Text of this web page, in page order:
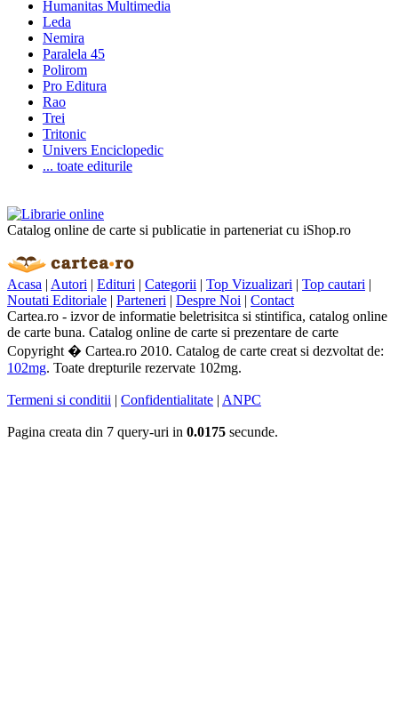
Humanitas Multimedia
Leda
Nemira
Paralela 45
Polirom
Pro Editura
Rao
Trei
Tritonic
Univers Enciclopedic
... toate editurile
Catalog online de carte si publicatie in parteneriat cu iShop.ro
Acasa | Autori | Edituri | Categorii | Top Vizualizari | Top cautari |
Noutati Editoriale | Parteneri | Despre Noi | Contact
Cartea.ro - izvor de informatie beletrisitca si stintifica, catalog online
de carte buna. Catalog online de carte si prezentare de carte
Copyright � Cartea.ro 2010. Catalog de carte creat si dezvoltat de:
102mg. Toate drepturile rezervate 102mg.
Termeni si conditii | Confidentialitate | ANPC
Pagina creata din 7 query-uri in 0.0175 secunde.